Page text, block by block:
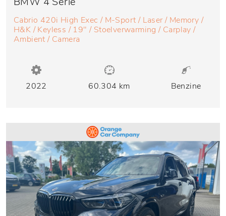
Cabrio 420i High Exec / M-Sport / Laser / Memory /
H&K / Keyless / 19" / Stoelverwarming / Carplay /
Ambient / Camera
2022 60.304 km Benzine